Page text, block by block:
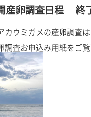
産卵調査日程 終
カウミガメの産卵調査
調査お申込み用紙をご